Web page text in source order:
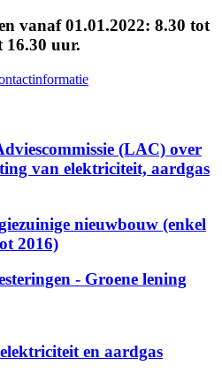
vanaf 01.01.2022: 8.30 tot
16.30 uur.
(LAC) over
van elektriciteit, aardgas
nieuwbouw (enkel
2016)
- Groene lening
en aardgas